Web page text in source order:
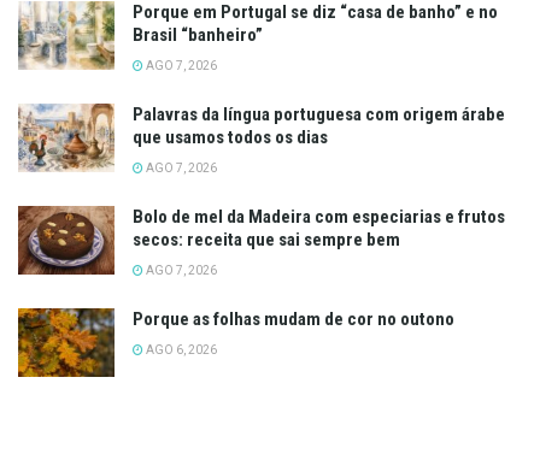
Porque em Portugal se diz “casa de banho” e no
Brasil “banheiro”
AGO 7, 2026
Palavras da língua portuguesa com origem árabe
que usamos todos os dias
AGO 7, 2026
Bolo de mel da Madeira com especiarias e frutos
secos: receita que sai sempre bem
AGO 7, 2026
Porque as folhas mudam de cor no outono
AGO 6, 2026